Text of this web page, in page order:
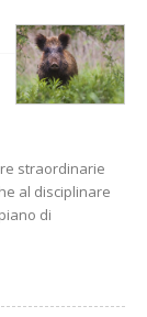
straordinarie
al disciplinare
di